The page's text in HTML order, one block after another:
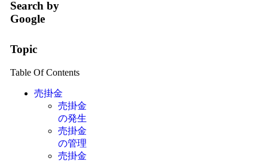
Search by
Google
Topic
Table Of Contents
売掛金
売掛金
の発生
売掛金
の管理
売掛金